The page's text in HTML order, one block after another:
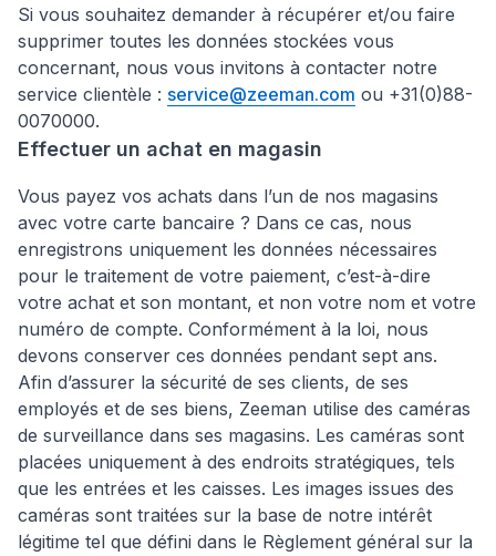
Si vous souhaitez demander à récupérer et/ou faire
supprimer toutes les données stockées vous
concernant, nous vous invitons à contacter notre
service clientèle : service@zeeman.com ou +31(0)88-
0070000.
Effectuer un achat en magasin
Vous payez vos achats dans l’un de nos magasins
avec votre carte bancaire ? Dans ce cas, nous
enregistrons uniquement les données nécessaires
pour le traitement de votre paiement, c’est-à-dire
votre achat et son montant, et non votre nom et votre
numéro de compte. Conformément à la loi, nous
devons conserver ces données pendant sept ans.
Afin d’assurer la sécurité de ses clients, de ses
employés et de ses biens, Zeeman utilise des caméras
de surveillance dans ses magasins. Les caméras sont
placées uniquement à des endroits stratégiques, tels
que les entrées et les caisses. Les images issues des
caméras sont traitées sur la base de notre intérêt
légitime tel que défini dans le Règlement général sur la